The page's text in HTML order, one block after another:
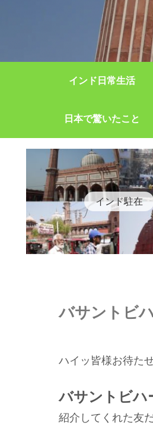
インド日常生活
日本で驚いたこと
インド駐在
バサントビ
ハイッ皆様お待た
バサントビハ
紹介してくれた友